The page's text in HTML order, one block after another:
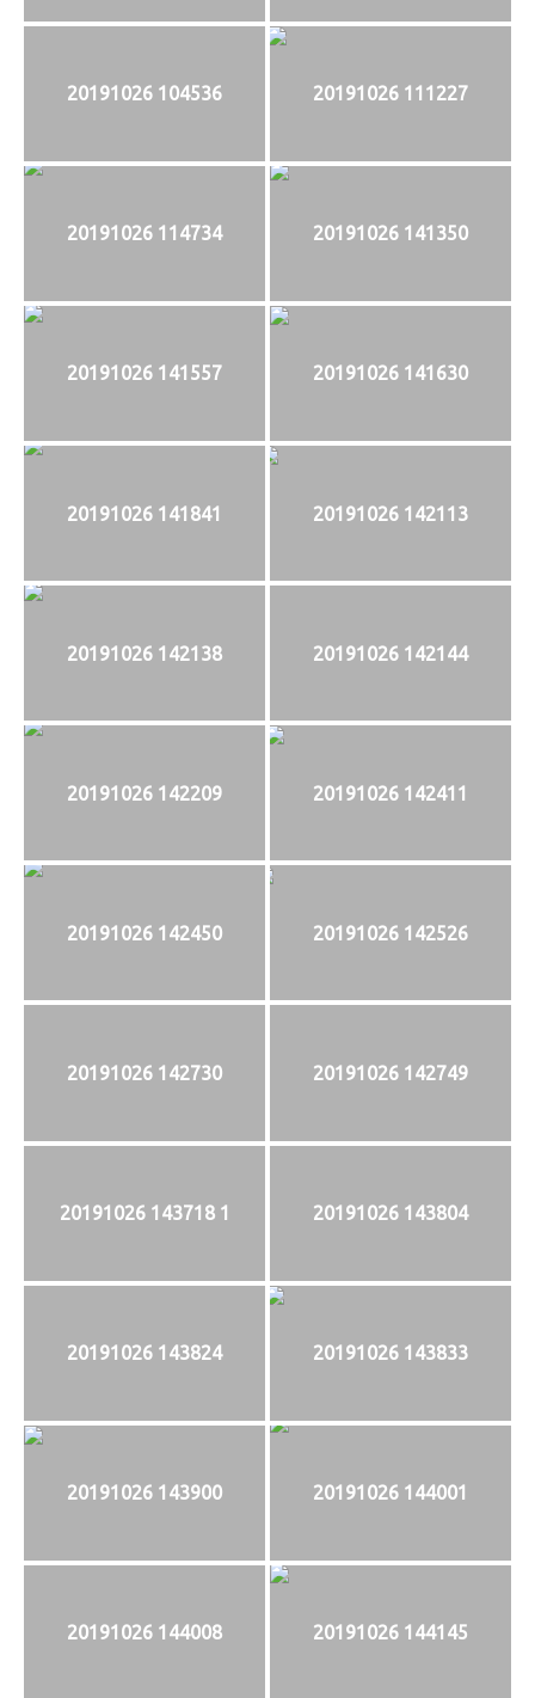
20191026 104536 20191026 111227
20191026 114734 20191026 141350
20191026 141557 20191026 141630
20191026 141841 20191026 142113
20191026 142138 20191026 142144
20191026 142209 20191026 142411
20191026 142450 20191026 142526
20191026 142730 20191026 142749
20191026 143718 1 20191026 143804
20191026 143824 20191026 143833
20191026 143900 20191026 144001
20191026 144008 20191026 144145